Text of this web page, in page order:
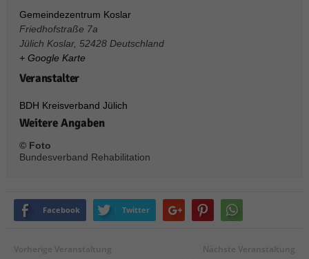
Gemeindezentrum Koslar
Friedhofstraße 7a
Jülich Koslar, 52428 Deutschland
+ Google Karte
Veranstalter
BDH Kreisverband Jülich
Weitere Angaben
© Foto
Bundesverband Rehabilitation
Facebook Twitter
Vorherige Veranstaltung Nächste Veranstaltung
Externe Medien (6)
Inhalte von Videoplattformen und Social-Media-Plattformen werden
standardmäßig blockiert. Wenn Cookies von externen Medien akzeptiert
werden, bedarf der Zugriff auf diese Inhalte keiner manuellen Einwilligung
mehr.